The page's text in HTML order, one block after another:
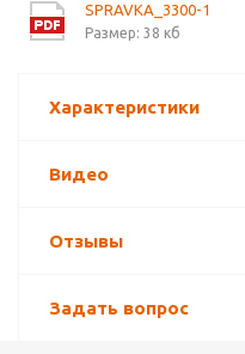
SPRAVKA_3300-1
Размер: 38 кб
Характеристики
Видео
Отзывы
Задать вопрос